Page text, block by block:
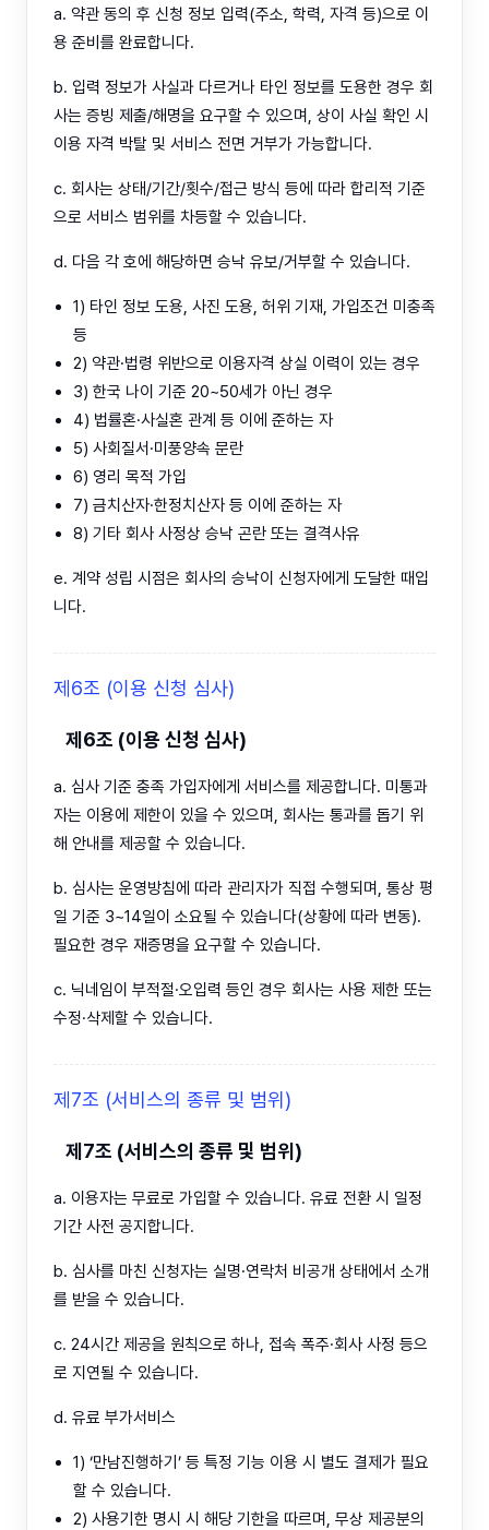
a. 약관 동의 후 신청 정보 입력(주소, 학력, 자격 등)으로 이
용 준비를 완료합니다.
b. 입력 정보가 사실과 다르거나 타인 정보를 도용한 경우 회
사는 증빙 제출/해명을 요구할 수 있으며, 상이 사실 확인 시
이용 자격 박탈 및 서비스 전면 거부가 가능합니다.
c. 회사는 상태/기간/횟수/접근 방식 등에 따라 합리적 기준
으로 서비스 범위를 차등할 수 있습니다.
d. 다음 각 호에 해당하면 승낙 유보/거부할 수 있습니다.
1) 타인 정보 도용, 사진 도용, 허위 기재, 가입조건 미충족
등
2) 약관·법령 위반으로 이용자격 상실 이력이 있는 경우
3) 한국 나이 기준 20~50세가 아닌 경우
4) 법률혼·사실혼 관계 등 이에 준하는 자
5) 사회질서·미풍양속 문란
6) 영리 목적 가입
7) 금치산자·한정치산자 등 이에 준하는 자
8) 기타 회사 사정상 승낙 곤란 또는 결격사유
e. 계약 성립 시점은 회사의 승낙이 신청자에게 도달한 때입
니다.
제6조 (이용 신청 심사)
제6조 (이용 신청 심사)
a. 심사 기준 충족 가입자에게 서비스를 제공합니다. 미통과
자는 이용에 제한이 있을 수 있으며, 회사는 통과를 돕기 위
해 안내를 제공할 수 있습니다.
b. 심사는 운영방침에 따라 관리자가 직접 수행되며, 통상 평
일 기준 3~14일이 소요될 수 있습니다(상황에 따라 변동).
필요한 경우 재증명을 요구할 수 있습니다.
c. 닉네임이 부적절·오입력 등인 경우 회사는 사용 제한 또는
수정·삭제할 수 있습니다.
제7조 (서비스의 종류 및 범위)
제7조 (서비스의 종류 및 범위)
a. 이용자는 무료로 가입할 수 있습니다. 유료 전환 시 일정
기간 사전 공지합니다.
b. 심사를 마친 신청자는 실명·연락처 비공개 상태에서 소개
를 받을 수 있습니다.
c. 24시간 제공을 원칙으로 하나, 접속 폭주·회사 사정 등으
로 지연될 수 있습니다.
d. 유료 부가서비스
1) ‘만남진행하기’ 등 특정 기능 이용 시 별도 결제가 필요
할 수 있습니다.
2) 사용기한 명시 시 해당 기한을 따르며, 무상 제공분의